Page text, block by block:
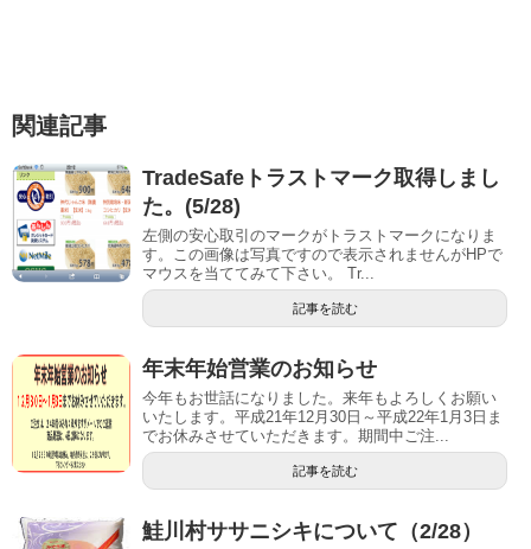
関連記事
TradeSafeトラストマーク取得しまし
た。(5/28)
左側の安心取引のマークがトラストマークになりま
す。この画像は写真ですので表示されませんがHPで
マウスを当ててみて下さい。 Tr...
記事を読む
年末年始営業のお知らせ
今年もお世話になりました。来年もよろしくお願い
いたします。平成21年12月30日～平成22年1月3日ま
でお休みさせていただきます。期間中ご注...
記事を読む
鮭川村ササニシキについて（2/28）